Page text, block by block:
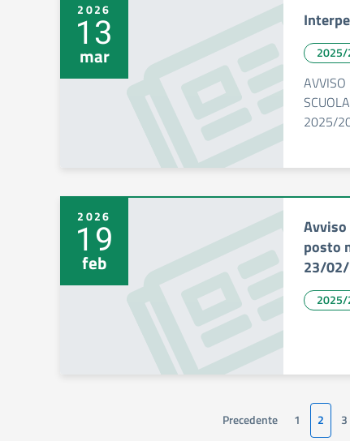
2026
13
mar
2025/
2026
19
feb
Avviso
posto
23/
Precedente 1 2 3